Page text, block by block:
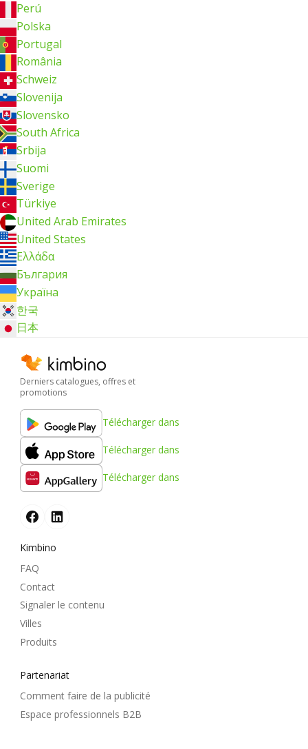
Perú
Polska
Portugal
România
Schweiz
Slovenija
Slovensko
South Africa
Srbija
Suomi
Sverige
Türkiye
United Arab Emirates
United States
Ελλάδα
България
Україна
한국
日本
Derniers catalogues, offres et
promotions
Télécharger dans
Télécharger dans
Télécharger dans
Kimbino
FAQ
Contact
Signaler le contenu
Villes
Produits
Partenariat
Comment faire de la publicité
Espace professionnels B2B